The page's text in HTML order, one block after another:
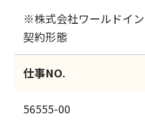
※株式会社ワールドイ
契約形態
仕事NO.
56555-00